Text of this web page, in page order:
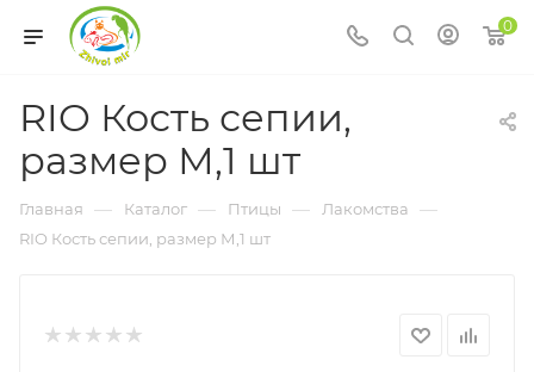
0
RIO Кость сепии,
размер М,1 шт
Главная — Каталог — Птицы — Лакомства —
RIO Кость сепии, размер М,1 шт